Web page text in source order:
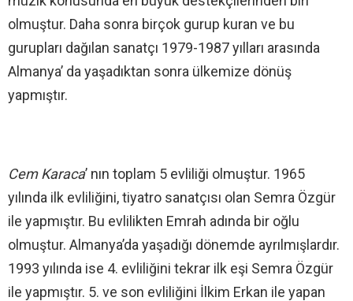
olmuştur. Daha sonra birçok gurup kuran ve bu
gurupları dağılan sanatçı 1979-1987 yılları arasında
Almanya’ da yaşadıktan sonra ülkemize dönüş
yapmıştır.
Cem Karaca’ nın toplam 5 evliliği olmuştur. 1965
yılında ilk evliliğini, tiyatro sanatçısı olan Semra Özgür
ile yapmıştır. Bu evlilikten Emrah adında bir oğlu
olmuştur. Almanya’da yaşadığı dönemde ayrılmışlardır.
1993 yılında ise 4. evliliğini tekrar ilk eşi Semra Özgür
ile yapmıştır. 5. ve son evliliğini İlkim Erkan ile yapan